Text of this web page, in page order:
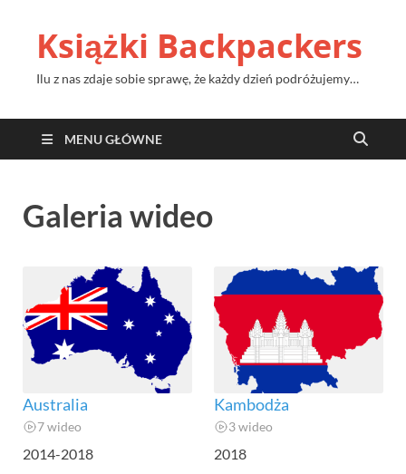
Książki Backpackers
Ilu z nas zdaje sobie sprawę, że każdy dzień podróżujemy…
MENU GŁÓWNE
Galeria wideo
Australia
7 wideo
2014-2018
Kambodża
3 wideo
2018